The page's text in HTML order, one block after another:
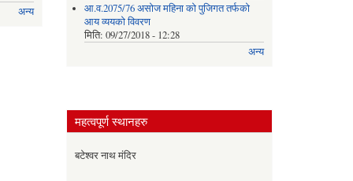
अन्य
आ.व.2075/76 असोज महिना को पुजिगत तर्फको
आय व्ययको विवरण
मिति:09/27/2018 - 12:28
अन्य
महत्वपूर्ण स्थानहरु
बटेश्वर नाथ मंदिर